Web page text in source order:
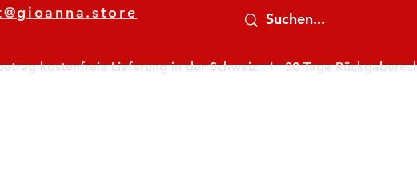
kostenfreie Lieferung in der Schweiz   I   30 Tage